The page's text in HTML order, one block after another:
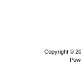
Copyright ©